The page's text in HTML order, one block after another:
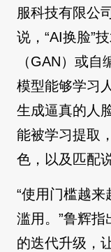
服科技有限公
说，“AI换脸”
（GAN）或
模型能够学习
生成逼真的人
能被学习提取
色，以及匹配
“使用门槛越
滥用。”鲁辉
的迭代升级，